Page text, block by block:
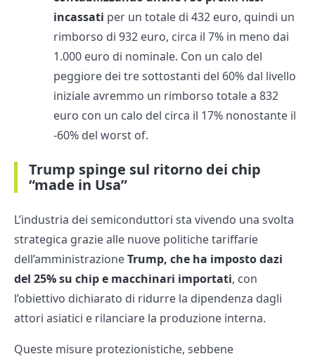
incassati per un totale di 432 euro, quindi un
rimborso di 932 euro, circa il 7% in meno dai
1.000 euro di nominale. Con un calo del
peggiore dei tre sottostanti del 60% dal livello
iniziale avremmo un rimborso totale a 832
euro con un calo del circa il 17% nonostante il
-60% del worst of.
Trump spinge sul ritorno dei chip
“made in Usa”
L’industria dei semiconduttori sta vivendo una svolta
strategica grazie alle nuove politiche tariffarie
dell’amministrazioneTrump, che ha imposto dazi
del 25% su chip e macchinari importati, con
l’obiettivo dichiarato di ridurre la dipendenza dagli
attori asiatici e rilanciare la produzione interna.
Queste misure protezionistiche, sebbene